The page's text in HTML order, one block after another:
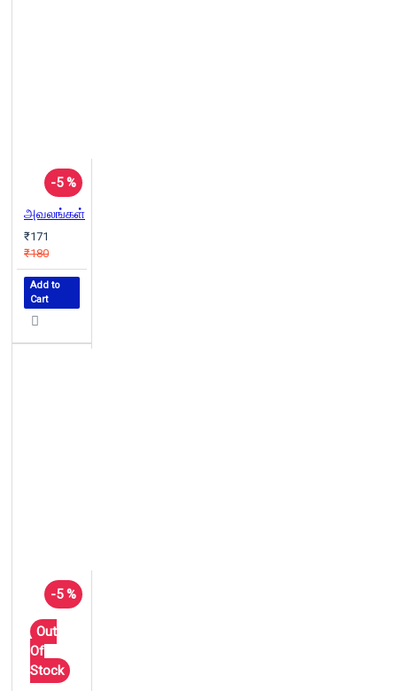
-5 %
அவலங்கள்
₹171
₹180
Add to
Cart
-5 %
Out
Of
Stock